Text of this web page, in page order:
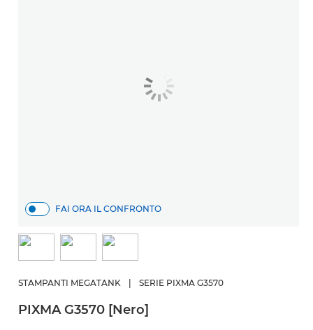
FAI ORA IL CONFRONTO
STAMPANTI MEGATANK SERIE PIXMA G3570
PIXMA G3570 [Nero]